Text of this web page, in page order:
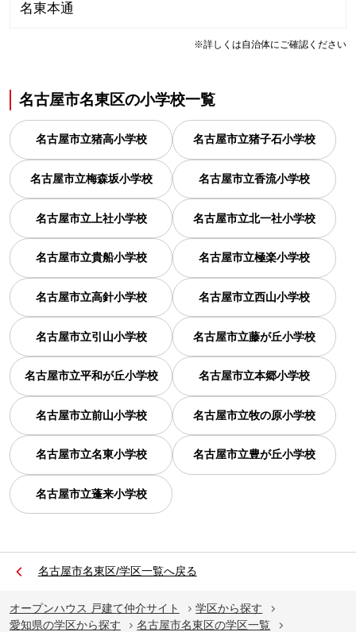
名東本通
※詳しくは自治体にご確認ください
名古屋市名東区の小学校一覧
名古屋市立猪高小学校 名古屋市立猪子石小学校
名古屋市立梅森坂小学校 名古屋市立香流小学校
名古屋市立上社小学校 名古屋市立北一社小学校
名古屋市立貴船小学校 名古屋市立極楽小学校
名古屋市立高針小学校 名古屋市立西山小学校
名古屋市立引山小学校 名古屋市立藤が丘小学校
名古屋市立平和が丘小学校 名古屋市立本郷小学校
名古屋市立前山小学校 名古屋市立牧の原小学校
名古屋市立名東小学校 名古屋市立豊が丘小学校
名古屋市立蓬来小学校
名古屋市名東区/学区一覧へ戻る
オープンハウス 戸建て仲介サイト
学区から探す
愛知県の学区から探す
名古屋市名東区の学区一覧